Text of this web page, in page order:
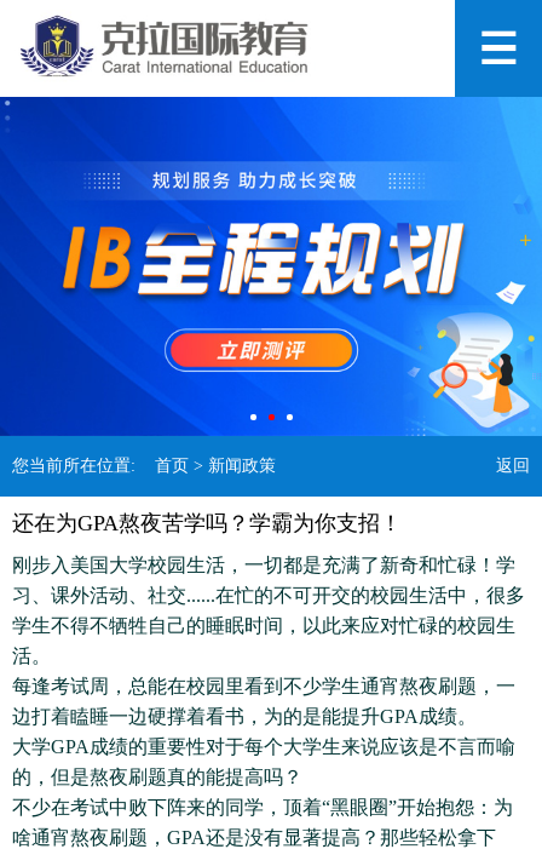
您当前所在位置: 首页 > 新闻政策 返回
还在为GPA熬夜苦学吗？学霸为你支招！
刚步入美国大学校园生活，一切都是充满了新奇和忙碌！学
习、课外活动、社交......在忙的不可开交的校园生活中，很多
学生不得不牺牲自己的睡眠时间，以此来应对忙碌的校园生
活。
每逢考试周，总能在校园里看到不少学生通宵熬夜刷题，一
边打着瞌睡一边硬撑着看书，为的是能提升GPA成绩。
大学GPA成绩的重要性对于每个大学生来说应该是不言而喻
的，但是熬夜刷题真的能提高吗？
不少在考试中败下阵来的同学，顶着“黑眼圈”开始抱怨：为
啥通宵熬夜刷题，GPA还是没有显著提高？那些轻松拿下